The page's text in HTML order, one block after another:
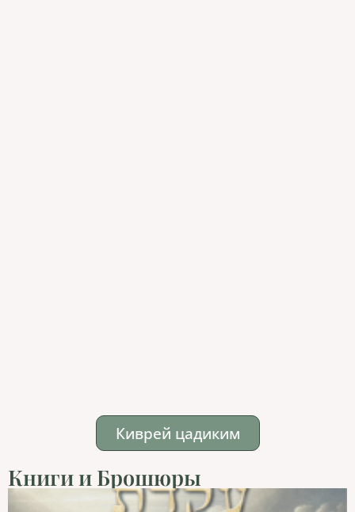
Киврей цадиким
Книги и Брошюры